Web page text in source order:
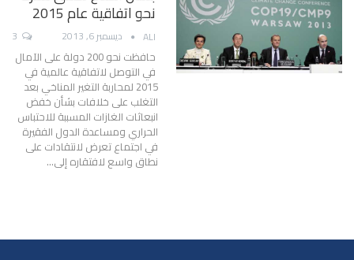
نحو اتفاقية عام 2015
ALI ديسمبر 6, 2013
حافظت نحو 200 دولة على الآمال
في التوصل لاتفاقية عالمية في
2015 لمحاربة التغير المناخي بعد
التغلب على خلافات بشأن خفض
انبعاثات الغازات المسببة للاحتباس
الحراري ومساعدة الدول الفقيرة
في اجتماع تعرض لانتقادات على
نطاق واسع لافتقاره إلى…